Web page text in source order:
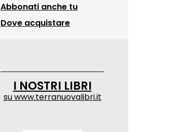
Abbonati anche tu
Dove acquistare
I NOSTRI LIBRI
suwww.terranuovalibri.it